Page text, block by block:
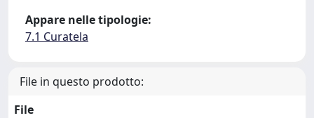
Appare nelle tipologie:
7.1 Curatela
File in questo prodotto:
File